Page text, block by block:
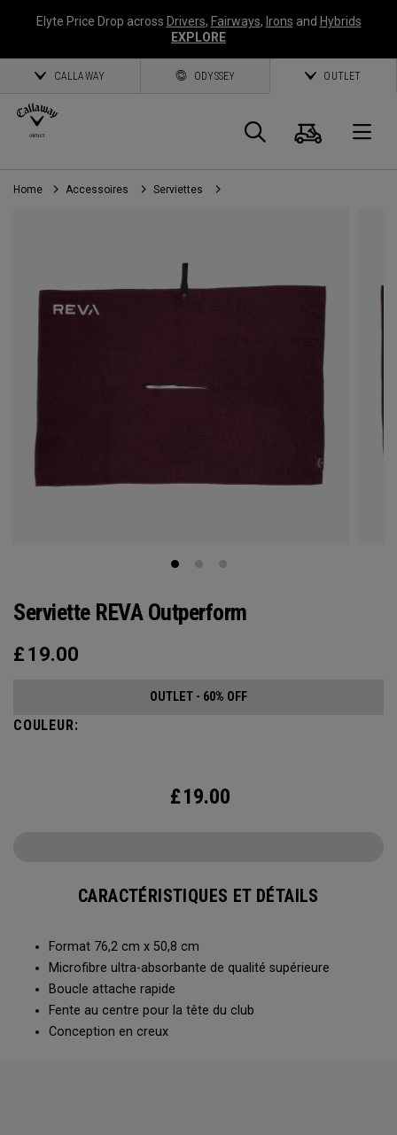
Elyte Price Drop across Drivers, Fairways, Irons and Hybrids
EXPLORE
CALLAWAY ODYSSEY OUTLET
Panier
Home Accessoires Serviettes
Serviette REVA Outperform
£ 19.00
OUTLET - 60% OFF
COULEUR:
£19.00
CARACTÉRISTIQUES ET DÉTAILS
Format 76,2 cm x 50,8 cm
Microfibre ultra-absorbante de qualité supérieure
Boucle attache rapide
Fente au centre pour la tête du club
Conception en creux